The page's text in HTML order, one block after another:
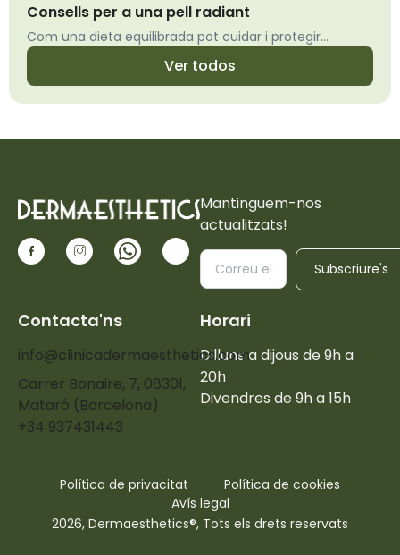
Consells per a una pell radiant
Com una dieta equilibrada pot cuidar i protegir...
Ver todos
Mantinguem-nos
actualitzats!
Subscriure's
Horari
Dilluns a dijous de 9h a
20h
Divendres de 9h a 15h
Contacta'ns
+34 937431443
info@clinicadermaesthetics.com
Carrer Bonaire, 7, 08301,
Mataró (Barcelona)
Política de privacitat
Política de cookies
Avís legal
2026, Dermaesthetics®, Tots els drets reservats